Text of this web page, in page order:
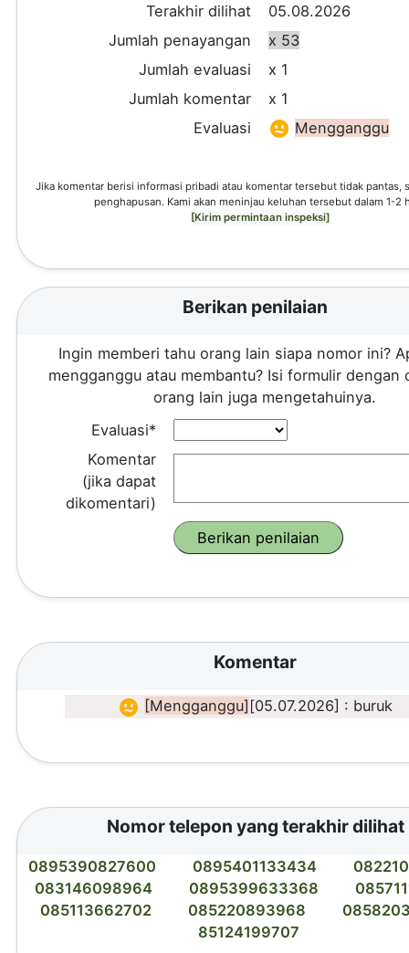
Terakhir dilihat
05.08.2026
Jumlah penayangan
x 53
Jumlah evaluasi
x 1
Jumlah komentar
x 1
Evaluasi
Mengganggu
Jika komentar berisi informasi pribadi atau komentar tersebut tidak pantas,
penghapusan. Kami akan meninjau keluhan tersebut dalam 1-2
[Kirim permintaan inspeksi]
Berikan penilaian
Ingin memberi tahu orang lain siapa nomor ini?
mengganggu atau membantu? Isi formulir dengan
orang lain juga mengetahuinya.
Evaluasi*
Komentar
(jika dapat
dikomentari)
Komentar
[Mengganggu] [05.07.2026] : buruk
Nomor telepon yang terakhir dilihat
0895390827600 0895401133434
083146098964
0895399633368
085113662702
085220893968
85124199707